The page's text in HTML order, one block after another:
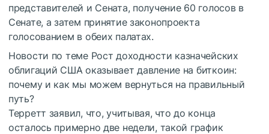
представителей и Сената, получение 60 голосов в
Сенате, а затем принятие законопроекта
голосованием в обеих палатах.
Новости по теме Рост доходности казначейских
облигаций США оказывает давление на биткоин:
почему и как мы можем вернуться на правильный
путь?
Терретт заявил, что, учитывая, что до конца
осталось примерно две недели, такой график